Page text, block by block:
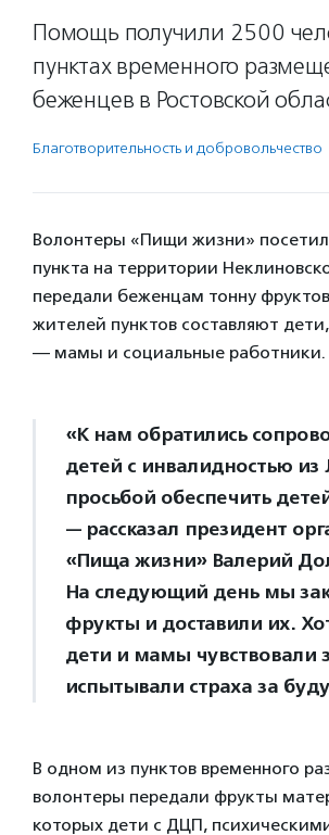
Помощь получили 2500
пунктах временного
беженцев в Ростовской
Благотвори­тель­ность и доброволь­чест­во
Волонтеры «Пищи жизни»
пункта на территории
передали беженцам тонну
жителей пунктов составляют
— мамы и социальные работники.
«К нам обратились
детей с инвалидностью из
просьбой обеспечить
— рассказал президент
«Пища жизни» Валерий
На следующий день мы
фрукты и доставили их.
дети и мамы чувствовали
испытывали страха за
В одном из пунктов временного
волонтеры передали фрукты
которых дети с ДЦП,